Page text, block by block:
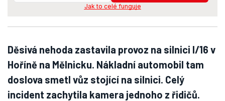
Jak to celé funguje
Děsivá nehoda zastavila provoz na silnici I/16 v
Hoříně na Mělnicku. Nákladní automobil tam
doslova smetl vůz stojící na silnici. Celý
incident zachytila kamera jednoho z řidičů.